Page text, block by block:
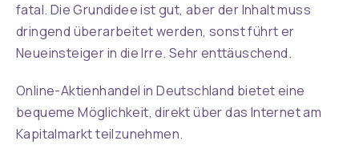
fatal. Die Grundidee ist gut, aber der Inhalt muss
dringend überarbeitet werden, sonst führt er
Neueinsteiger in die Irre. Sehr enttäuschend.
Online-Aktienhandel in Deutschland bietet eine
bequeme Möglichkeit, direkt über das Internet am
Kapitalmarkt teilzunehmen.